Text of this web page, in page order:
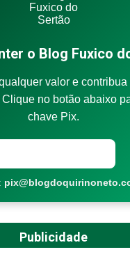
o Blog Fuxico
valor e contribua
no botão abaixo
chave Pix.
Publicidade